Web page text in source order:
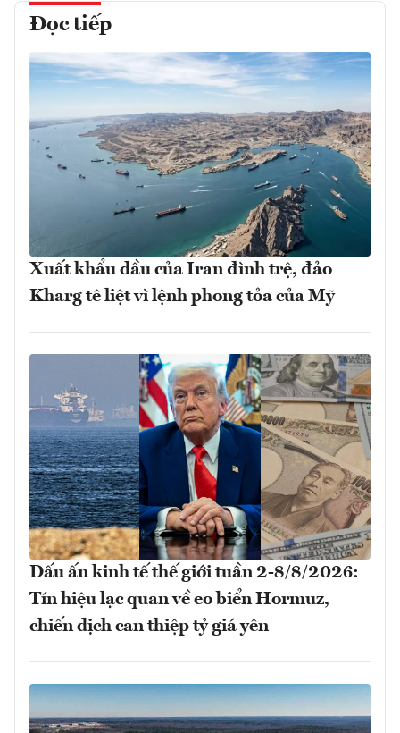
Đọc tiếp
Xuất khẩu dầu của Iran đình trệ, đảo
Kharg tê liệt vì lệnh phong tỏa của Mỹ
Dấu ấn kinh tế thế giới tuần 2-8/8/2026:
Tín hiệu lạc quan về eo biển Hormuz,
chiến dịch can thiệp tỷ giá yên